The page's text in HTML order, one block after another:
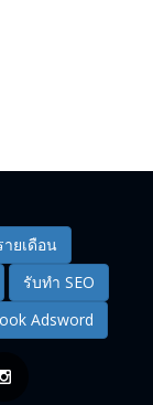
ายเดือน
รับทำ SEO
Adsword